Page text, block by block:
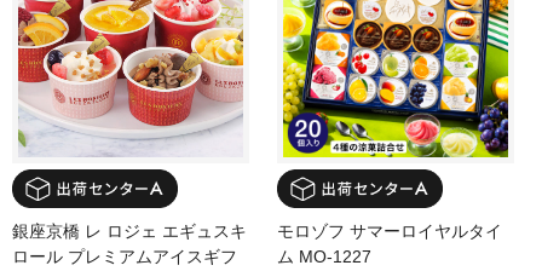
銀座京橋 レ ロジェ エギュスキ
ロール プレミアムアイスギフ
モロゾフ サマーロイヤルタイ
ム MO-1227